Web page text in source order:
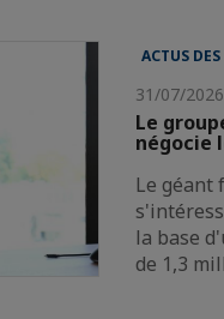
ACTUS
31/07/2026
Le
négocie
Le géant
la base
de 1,3